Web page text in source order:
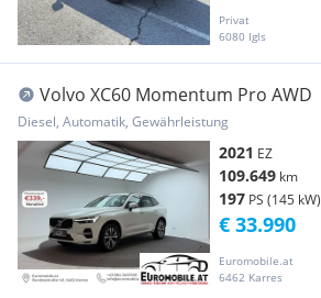
Privat
6080 Igls
Volvo XC60 Momentum Pro AWD
Diesel, Automatik, Gewährleistung
2021 EZ
109.649 km
197 PS (145 kW)
Euromobile.at
6462 Karres
€ 33.990